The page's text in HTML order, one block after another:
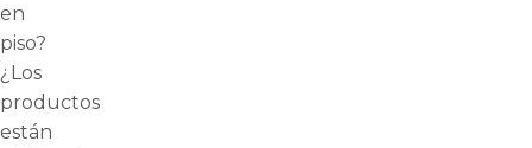
en
piso?
¿Los
productos
están